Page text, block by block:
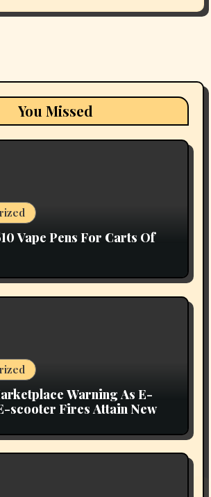
You Missed
Vape Pens For Carts Of
Warning As E-
scooter Fires Attain New